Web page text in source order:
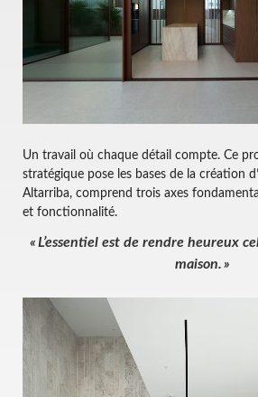
Un travail où chaque détail compte. Ce
stratégique pose les bases de la création
Altarriba, comprend trois axes
et fonctionnalité.
« L’essentiel est de rendre heureux
maison. »